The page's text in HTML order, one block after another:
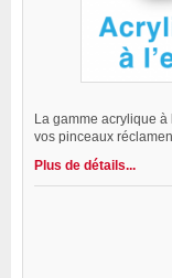
La gamme acrylique
vos pinceaux
Plus de détails...